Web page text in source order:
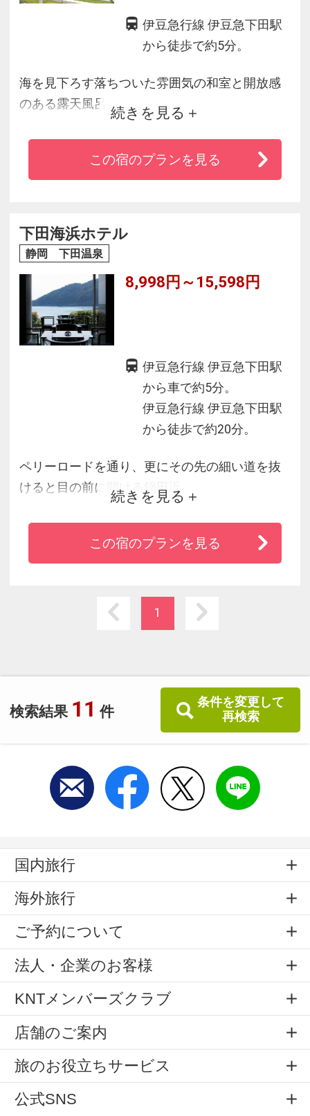
検索結果 11 件
条件を変更して
再検索
伊豆急行線 伊豆急下田駅
から徒歩で約5分。
海を見下ろす落ちついた雰囲気の和室と開放感
のある露天風呂。
海の幸中心のバイキングが自慢の宿です♪
伊豆の南方に位置する下田は、一年を通して暖
あります。
ホテルの立地は開国の町・下田の散策にも便利
続きを見る
この宿のプランを見る
下田海浜ホテル
静岡 下田温泉
8,998円～15,598円
伊豆急行線 伊豆急下田駅
から車で約5分。
伊豆急行線 伊豆急下田駅
から徒歩で約20分。
ペリーロードを通り、更にその先の細い道を抜
けると目の前に開ける鍋田浜
伊豆屈指の絶景・鍋田浜の眺望を独り占めでき
るように建つのが当ホテルです。
続きを見る
この宿のプランを見る
1
国内旅行
海外旅行
ご予約について
法人・企業のお客様
KNTメンバーズクラブ
店舗のご案内
旅のお役立ちサービス
公式SNS